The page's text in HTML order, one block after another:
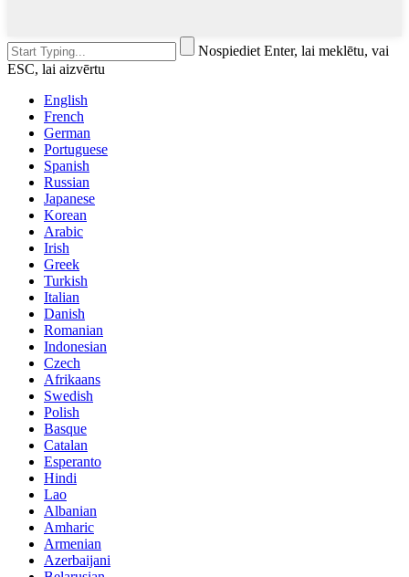
Nospiediet Enter, lai meklētu, vai
ESC, lai aizvērtu
English
French
German
Portuguese
Spanish
Russian
Japanese
Korean
Arabic
Irish
Greek
Turkish
Italian
Danish
Romanian
Indonesian
Czech
Afrikaans
Swedish
Polish
Basque
Catalan
Esperanto
Hindi
Lao
Albanian
Amharic
Armenian
Azerbaijani